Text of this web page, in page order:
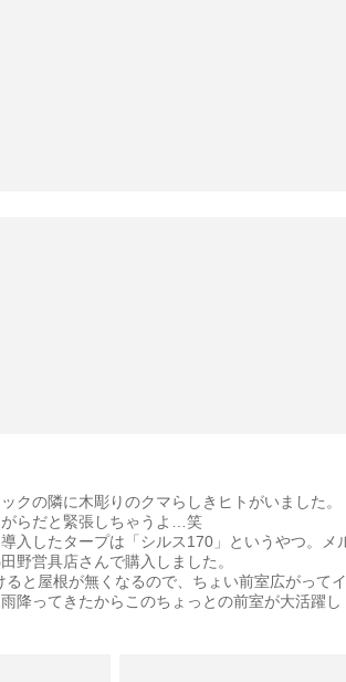
クの隣に木彫りのクマらしきヒトがいました。
がらだと緊張しちゃうよ…笑
入したタープは「シルス170」というやつ。メ
野営具店さんで購入しました。
ると屋根が無くなるので、ちょい前室広がってイ
降ってきたからこのちょっとの前室が大活躍し